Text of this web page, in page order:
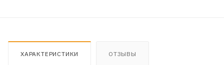
ХАРАКТЕРИСТИКИ ОТЗЫВЫ